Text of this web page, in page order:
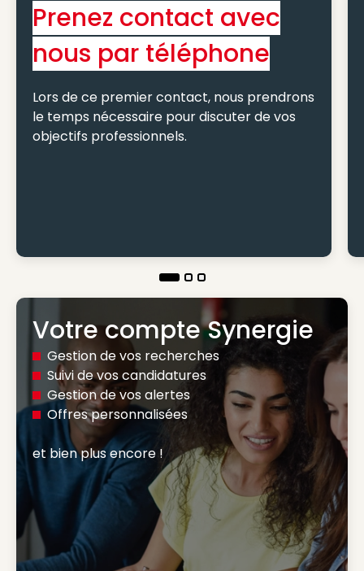
Prenez contact avec
nous par téléphone
Lors de ce premier contact, nous prendrons
le temps nécessaire pour discuter de vos
objectifs professionnels.
Votre compte Synergie
Gestion de vos recherches
Suivi de vos candidatures
Gestion de vos alertes
Offres personnalisées
et bien plus encore !